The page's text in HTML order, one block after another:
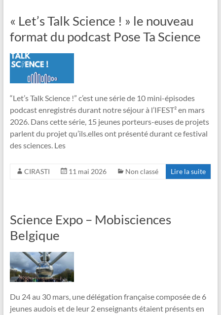
« Let’s Talk Science ! » le nouveau
format du podcast Pose Ta Science
“Let’s Talk Science !” c’est une série de 10 mini-épisodes
podcast enregistrés durant notre séjour à l’IFEST² en mars
2026. Dans cette série, 15 jeunes porteurs-euses de projets
parlent du projet qu’ils.elles ont présenté durant ce festival
des sciences. Les
CIRASTI 11 mai 2026 Non classé Lire la suite
Science Expo – Mobisciences
Belgique
Du 24 au 30 mars, une délégation française composée de 6
jeunes audois et de leur 2 enseignants étaient présents en